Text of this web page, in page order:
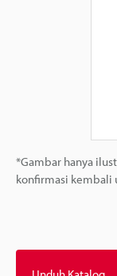
*Gambar hanya
konfirmasi kembali